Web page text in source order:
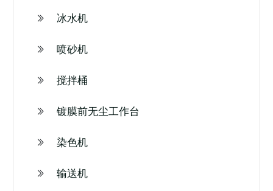
冰水机
喷砂机
搅拌桶
镀膜前无尘工作台
染色机
输送机